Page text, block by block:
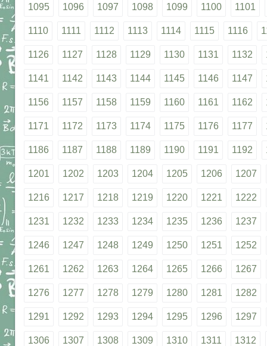
1095 1096 1097 1098 1099 1100 1101
1110 1111 1112 1113 1114 1115 1116
1126 1127 1128 1129 1130 1131 1132
1141 1142 1143 1144 1145 1146 1147
1156 1157 1158 1159 1160 1161 1162
1171 1172 1173 1174 1175 1176 1177
1186 1187 1188 1189 1190 1191 1192
1201 1202 1203 1204 1205 1206 1207
1216 1217 1218 1219 1220 1221 1222
1231 1232 1233 1234 1235 1236 1237
1246 1247 1248 1249 1250 1251 1252
1261 1262 1263 1264 1265 1266 1267
1276 1277 1278 1279 1280 1281 1282
1291 1292 1293 1294 1295 1296 1297
1306 1307 1308 1309 1310 1311 1312